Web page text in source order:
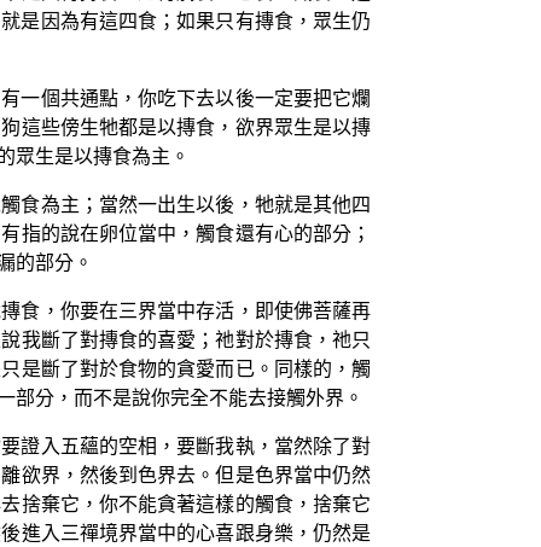
是因為有這四食；如果只有摶食，眾生仍
一個共通點，你吃下去以後一定要把它爛
這些傍生牠都是以摶食，欲界眾生是以摶
眾生是以摶食為主。
食為主；當然一出生以後，牠就是其他四
指的說在卵位當中，觸食還有心的部分；
的部分。
食，你要在三界當中存活，即使佛菩薩再
我斷了對摶食的喜愛；祂對於摶食，祂只
是斷了對於食物的貪愛而已。同樣的，觸
部分，而不是說你完全不能去接觸外界。
證入五蘊的空相，要斷我執，當然除了對
欲界，然後到色界去。但是色界當中仍然
捨棄它，你不能貪著這樣的觸食，捨棄它
進入三禪境界當中的心喜跟身樂，仍然是